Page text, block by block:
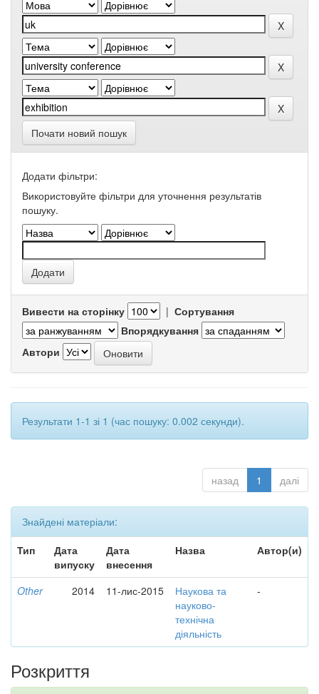
Почати новий пошук
Додати фільтри:
Використовуйте фільтри для уточнення результатів
пошуку.
Вивести на сторінку | Сортування
Впорядкування
Автори
Результати 1-1 зі 1 (час пошуку: 0.002 секунди).
назад 1 далі
Знайдені матеріали:
Тип
Дата
випуску
Дата
внесення
Назва Автор(и)
Other 2014 11-лис-2015
Наукова та
науково-
технічна
діяльність
-
Розкриття